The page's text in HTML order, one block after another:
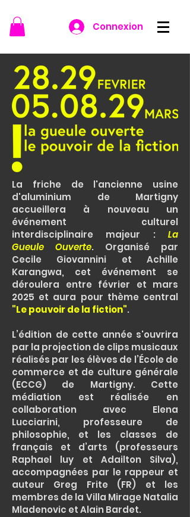
Connexion
La friche de l'ancienne usine
d'aluminium de Martigny
accueillera à nouveau un
événement culturel
interdisciplinaire majeur : La
Gueule Ouverte. Organisé par
Cecile Giovannini et Achille
Karangwa, cet événement se
déroulera entre février et mars
2025 et aura pour thème central
"Le pouvoir de la fiction".
L’édition de cette année s'ouvrira
par la projection de clips musicaux
réalisés par les élèves de l’École de
commerce et de culture générale
(ECCG) de Martigny. Cette
médiation est réalisée en
collaboration avec Elena
Lucciarini, professeure de
philosophie, et les classes de
français et d’arts (professeurs
Raphael luy et Adailton Silva),
accompagnées par le rappeur et
auteur Greg Frite (FR) et les
membres de la Villa Mirage Natalia
Mladenovic et Alain Bardet.